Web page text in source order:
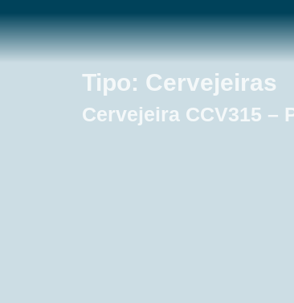
Tipo: Cervejeiras
Cervejeira CCV315 –